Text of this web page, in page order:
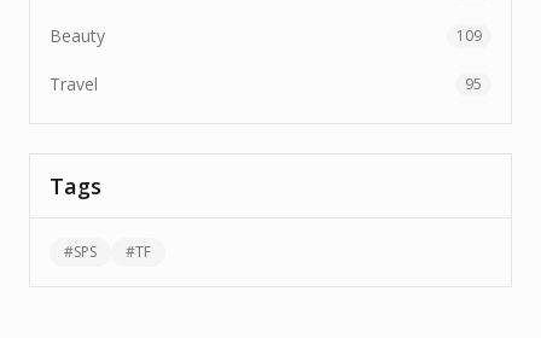
Beauty 109
Travel 95
Tags
#SPS #TF